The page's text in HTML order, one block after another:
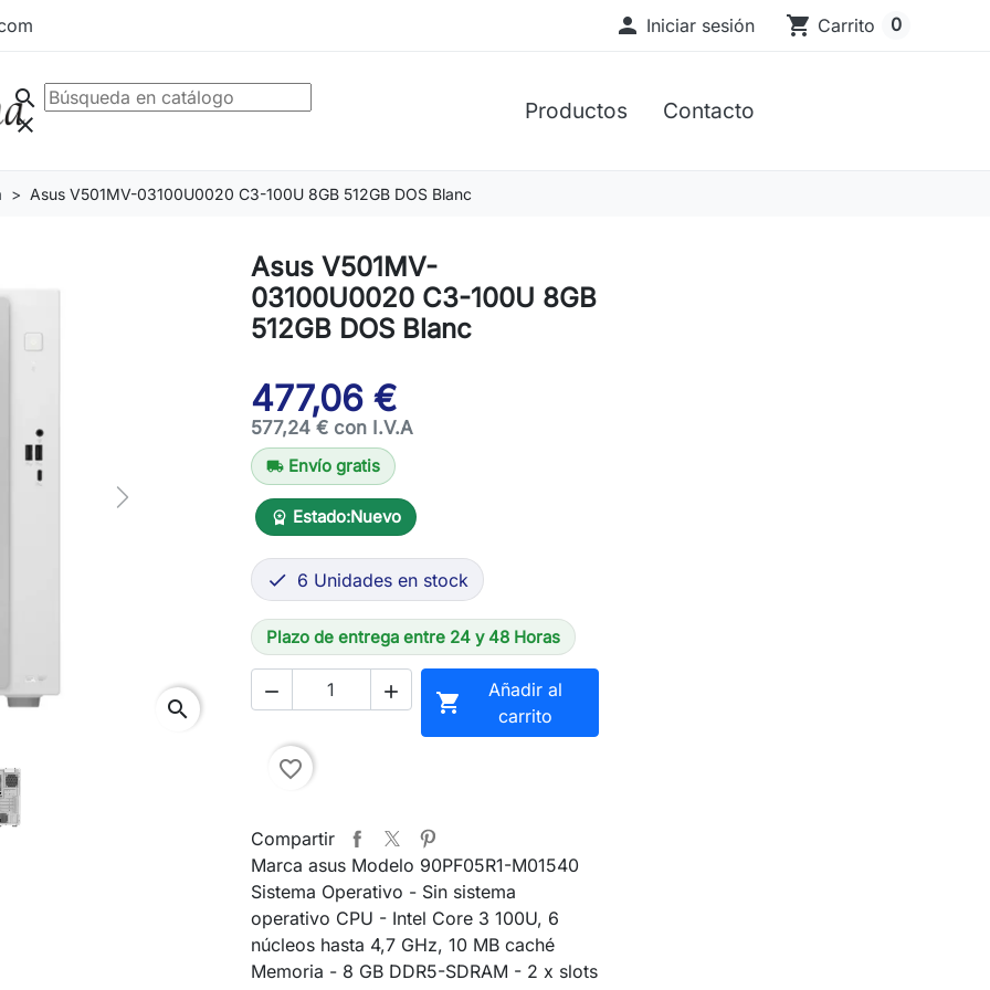
 Iniciar sesión shopping_cart Carrito 0
Productos Contacto
search
clear
Asus V501MV-03100U0020 C3-100U 8GB 512GB DOS Blanc
Next
search
Asus V501MV-
03100U0020 C3-100U 8GB
512GB DOS Blanc
477,06 €
577,24 € con I.V.A
local_shipping Envío gratis
workspace_premium Estado:Nuevo
 6 Unidades en stock
Plazo de entrega entre 24 y 48 Horas
  
Añadir al
carrito
favorite_border
Compartir
Marca asus Modelo 90PF05R1-M01540
Sistema Operativo - Sin sistema
operativo CPU - Intel Core 3 100U, 6
núcleos hasta 4,7 GHz, 10 MB caché
Memoria - 8 GB DDR5-SDRAM - 2 x slots